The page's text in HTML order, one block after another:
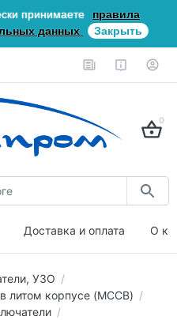
принимаете
правила
данных
Закрыть
0
Доставка и оплата О
УЗО
литом корпусе (MCCB)